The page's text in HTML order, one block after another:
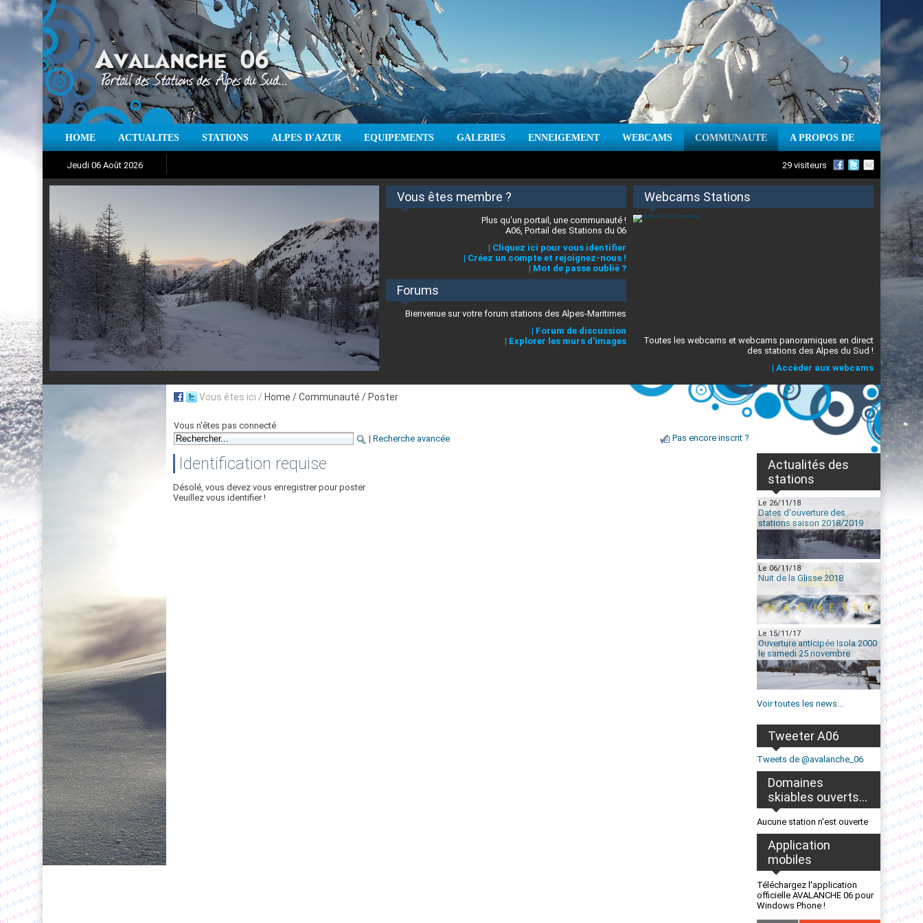
HOME ACTUALITES STATIONS ALPES D'AZUR EQUIPEMENTS GALERIES ENNEIGEMENT WEBCAMS COMMUNAUTE A PROPOS DE
Jeudi 06 Août 2026
Aujourd'hui : T° Min :°CT° Max :°C |Prévisions météo pour les jours à venir
Suivez en direct l'actualité des stations des Alpes-Maritimes
29 visiteurs
Vous êtes membre ?
Plus qu'un portail, une communauté !
A06, Portail des Stations du 06
| Cliquez ici pour vous identifier
| Créez un compte et rejoignez-nous !
| Mot de passe oublié ?
Forums
Bienvenue sur votre forum stations des Alpes-Maritimes
| Forum de discussion
| Explorer les murs d'images
Webcams Stations
Toutes les webcams et webcams panoramiques en direct
des stations des Alpes du Sud !
| Accèder aux webcams
Vous êtes ici / Home / Communauté / Poster
Vous n'êtes pas connecté
| Recherche avancée Pas encore inscrit ?
Identification requise
Désolé, vous devez vous enregistrer pour poster
Veuillez vous identifier !
Actualités des
stations
Le 26/11/18
Dates d'ouverture des
stations saison 2018/2019
Le 06/11/18
Nuit de la Glisse 2018
Le 15/11/17
Ouverture anticipée Isola 2000
le samedi 25 novembre
Voir toutes les news...
Tweeter A06
Tweets de @avalanche_06
Domaines
skiables ouverts...
Aucune station n'est ouverte
Application
mobiles
Téléchargez l'application
officielle AVALANCHE 06 pour
Windows Phone !